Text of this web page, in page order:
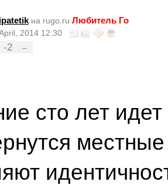
на rugo.ru Любитель Го
2014 12:30
-2 –
сто лет идет